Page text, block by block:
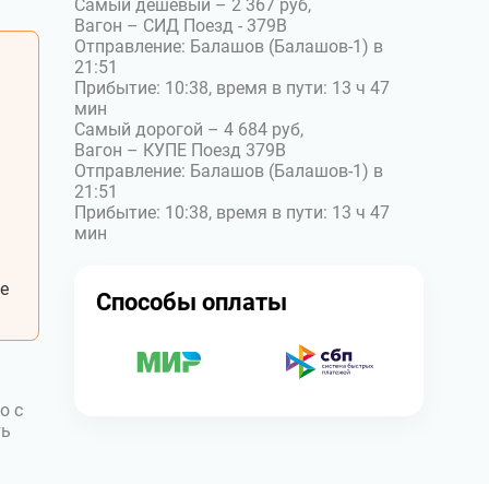
с
Самый дешевый – 2 367 руб,
Вагон – СИД Поезд - 379В
Отправление: Балашов (Балашов-1) в
21:51
Прибытие: 10:38, время в пути: 13 ч 47
мин
Самый дорогой – 4 684 руб,
Вагон – КУПЕ Поезд 379В
Отправление: Балашов (Балашов-1) в
21:51
Прибытие: 10:38, время в пути: 13 ч 47
мин
Способы оплаты